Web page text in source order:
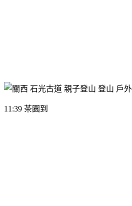
11:39 茶園到